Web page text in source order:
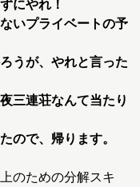
にやれ！
いプライベートの予
うが、やれと言った
三連荘なんて当たり
ので、帰ります。
のための分解スキ